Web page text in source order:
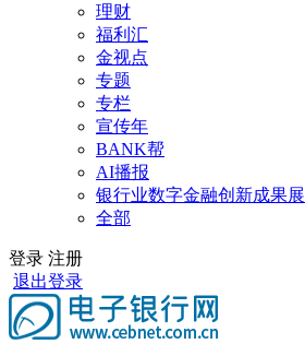
理财
福利汇
金视点
专题
专栏
宣传年
BANK帮
AI播报
银行业数字金融创新成果展
全部
登录 注册
退出登录